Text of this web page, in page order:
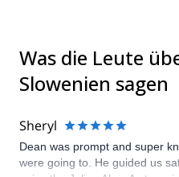
Was die Leute
Slowenien sagen
Sheryl
Dean was prompt and super
were going to. He guided us